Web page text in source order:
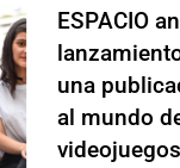
ESPACIO
una
al mundo
videojuegos